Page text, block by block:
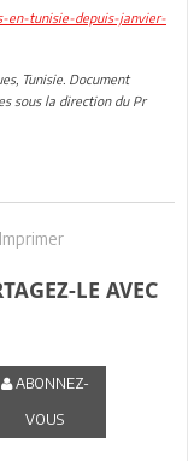
en-tunisie-depuis-janvier-
Tunisie. Document
sous la direction du Pr
Imprimer
LE AVEC
ABONNEZ-
VOUS